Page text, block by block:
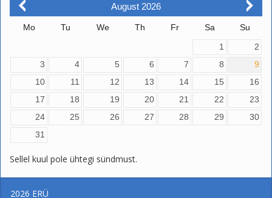
August 2026
Mo Tu We Th Fr Sa Su
1
2
3
4 5 6 7 8
9
10
11 12 13 14 15
16
17
18 19 20 21 22
23
24
25 26 27 28 29
30
31
Sellel kuul pole ühtegi sündmust.
2026 ERÜ